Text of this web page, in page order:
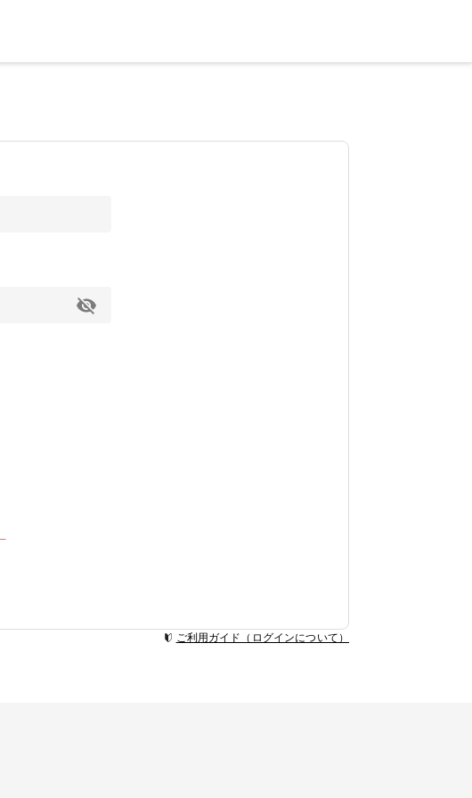
ご利用ガイド（ログインについて）